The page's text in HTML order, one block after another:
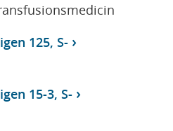
125, S-
15-3, S-